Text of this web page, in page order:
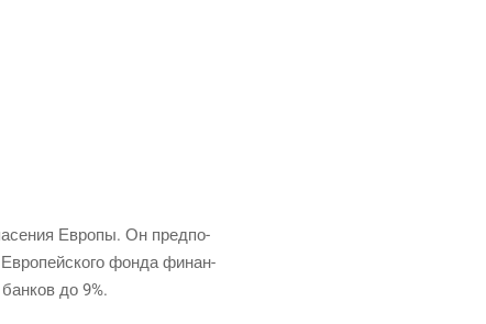
Евро­пы. Он пред­по­
Евро­пей­ско­го фон­да финан­
до 9%.